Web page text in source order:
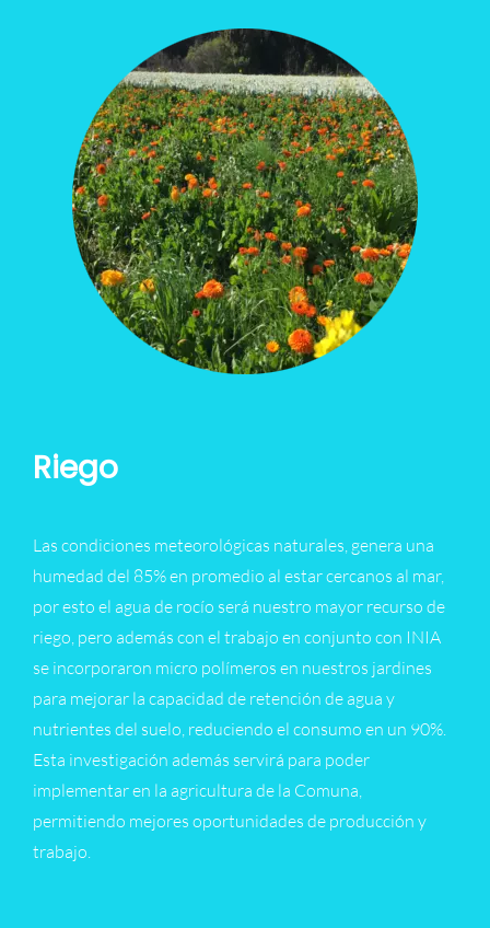
Riego
Las condiciones meteorológicas naturales, genera una
humedad del 85% en promedio al estar cercanos al mar,
por esto el agua de rocío será nuestro mayor recurso de
riego, pero además con el trabajo en conjunto con INIA
se incorporaron micro polímeros en nuestros jardines
para mejorar la capacidad de retención de agua y
nutrientes del suelo, reduciendo el consumo en un 90%.
Esta investigación además servirá para poder
implementar en la agricultura de la Comuna,
permitiendo mejores oportunidades de producción y
trabajo.